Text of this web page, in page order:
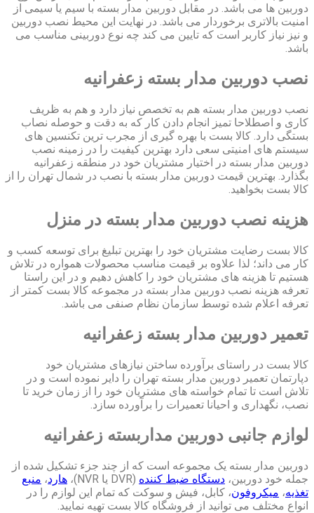
دوربین ها می باشد. در مقابل دوربین مدار بسته با سیم یا سیمی از
امنیت بالاتری برخوردار می باشد. در نهایت این محیط نصب دوربین
و نیز نیاز کاربر است که تایین می کند چه نوع دوربینی مناسب می
باشد.
نصب دوربین مدار بسته زعفرانیه
نصب دوربین مدار بسته هم به تخصص نیاز دارد و هم به ظریف
کاری و اصطلاحا تمیز انجام دادن کار که به دقت و حوصله نصاب
بستگی دارد. کالا بست با بهره گیری از مجرب ترین تکنسین های
سیستم های امنیتی سعی دارد بهترین کیفیت را در زمینه نصب
دوربین مدار بسته در اختیار مشتریان خود در منطقه زعفرانیه
بگذارد. بهترین قیمت دوربین مدار بسته با نصب در شمال تهران را از
کالا بست بخواهید.
هزینه نصب دوربین مدار بسته در منزل
کالا بست رضایت مشتریان خود را بهترین تبلیغ برای توسعه کسب و
کار می داند؛ لذا علاوه بر قیمت مناسب محصولات همواره در تلاش
هستیم تا هزینه های مشتریان خود را کاهش دهیم و در این راستا
تعرفه هزینه نصب دوربین مدار بسته در مجموعه کالا بست کمتر از
تعرفه اعلام شده توسط سازمان نظام صنفی می باشد.
تعمیر دوربین مدار بسته زعفرانیه
کالا بست در راستای برآورده ساختن نیازهای مشتریان خود
دپارتمان تعمیر دوربین مدار بسته تهران را دایر نموده است و در
تلاش است تا تمام خواسته های مشتریان خود را از زمان خرید تا
نصب، نگهداری و احیانا تعمیرات را برآورده سازد.
لوازم جانبی دوربین مداربسته زعفرانیه
دوربین مدار بسته یک مجموعه است که از چند جزء تشکیل شده از
جمله خود دوربین، دستگاه ضبط کننده (DVR یا NVR)، هارد، منبع
تغذیه، میکروفون، کابل، فیش و سوکت که تمام این لوازم را در
انواع مختلف می توانید از فروشگاه کالا بست تهیه نمایید.